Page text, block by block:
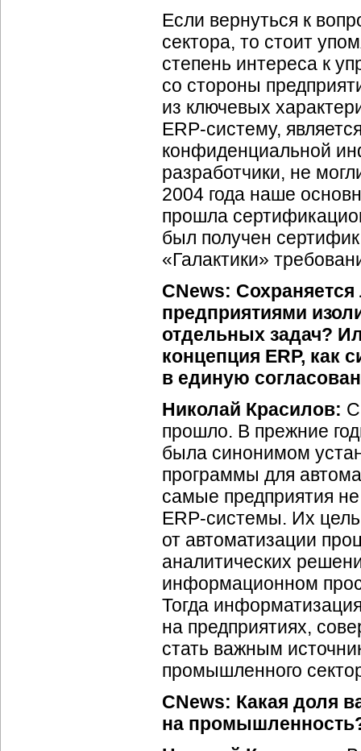
Если вернуться к
сектора, то стоит
степень интереса к
со стороны
из ключевых
ERP-систему,
конфиденциальной
разработчики, не
2004 года наше
прошла
был получен
«Галактики»
CNews:
предприятиями
отдельных задач?
концепция ERP,
в единую
Николай Красилов:
прошло. В прежние
была синонимом
программы для
самые предприятия
ERP-системы. Их
от автоматизации
аналитических
информационном
Тогда
на предприятиях,
стать важным
промышленного
CNews: Какая доля
на